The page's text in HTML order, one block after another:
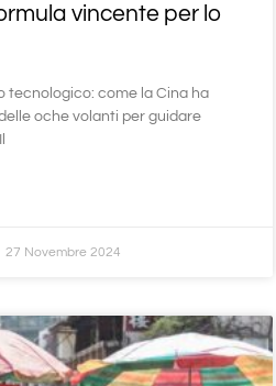
vincente per lo
tecnologico: come la Cina ha
oche volanti per guidare
27 Novembre 2024